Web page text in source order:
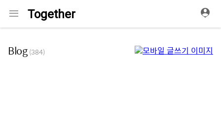
메Together
Blog (384)